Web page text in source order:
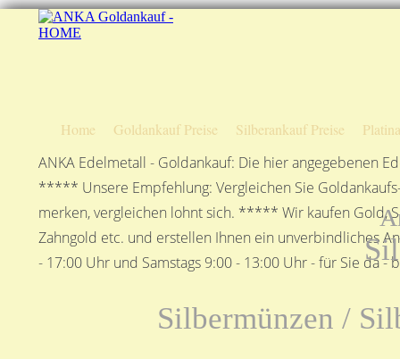
Home Goldankauf Preise Silberankauf Preise
ANKA Edelmetall - Goldankauf: Die hier angegebenen
***** Unsere Empfehlung: Vergleichen Sie
merken, vergleichen lohnt sich. ***** Wir kaufen Gold,
Zahngold etc. und erstellen Ihnen ein unverbindliches
- 17:00 Uhr und Samstags 9:00 - 13:00 Uhr - für Sie
Silbermünzen /